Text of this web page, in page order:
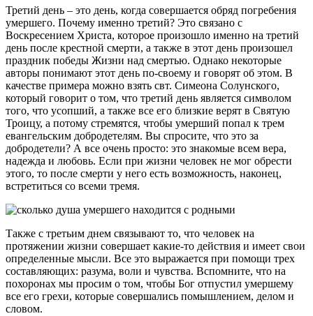
Третий день – это день, когда совершается обряд погребения
умершего. Почему именно третий? Это связано с
Воскресением Христа, которое произошло именно на третий
день после крестной смерти, а также в этот день произошел
праздник победы Жизни над смертью. Однако некоторые
авторы понимают этот день по-своему и говорят об этом. В
качестве примера можно взять свт. Симеона Солунского,
который говорит о том, что третий день является символом
того, что усопший, а также все его близкие верят в Святую
Троицу, а потому стремятся, чтобы умерший попал к трем
евангельским добродетелям. Вы спросите, что это за
добродетели? А все очень просто: это знакомые всем вера,
надежда и любовь. Если при жизни человек не мог обрести
этого, то после смерти у него есть возможность, наконец,
встретиться со всеми тремя.
Также с третьим днем связывают то, что человек на
протяжении жизни совершает какие-то действия и имеет свои
определенные мысли. Все это выражается при помощи трех
составляющих: разума, воли и чувства. Вспомните, что на
похоронах мы просим о том, чтобы Бог отпустил умершему
все его грехи, которые совершались помышлением, делом и
словом.